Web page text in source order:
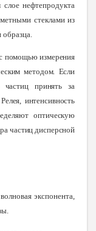
нефтепродукта
стеклами из
образца.
помощью измерения
методом. Если
принять за
интенсивность
оптическую
частиц дисперсной
экспонента,